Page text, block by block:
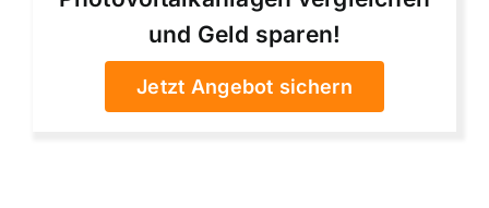
und Geld sparen!
Jetzt Angebot sichern